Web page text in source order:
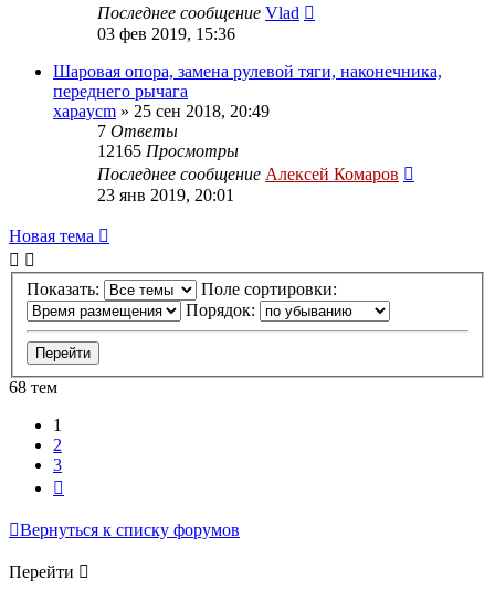
Последнее сообщение Vlad
03 фев 2019, 15:36
Шаровая опора, замена рулевой тяги, наконечника,
переднего рычага
xapaycm » 25 сен 2018, 20:49
7 Ответы
12165 Просмотры
Последнее сообщение Алексей Комаров
23 янв 2019, 20:01
Новая тема
Показать:
Поле сортировки:
Порядок:
68 тем
1
2
3
Вернуться к списку форумов
Перейти